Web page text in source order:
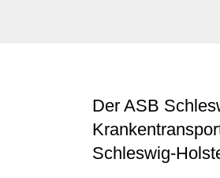
Der ASB
Schleswig-